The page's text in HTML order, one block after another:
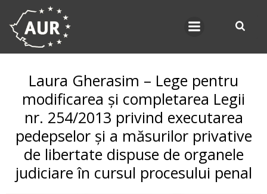
Laura Gherasim – Lege pentru
modificarea și completarea Legii
nr. 254/2013 privind executarea
pedepselor și a măsurilor privative
de libertate dispuse de organele
judiciare în cursul procesului penal